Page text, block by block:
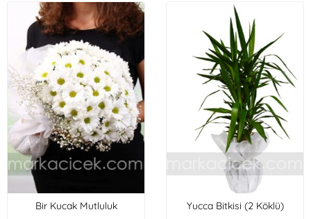
Bir Kucak Mutluluk Yucca Bitkisi (2 Köklü)